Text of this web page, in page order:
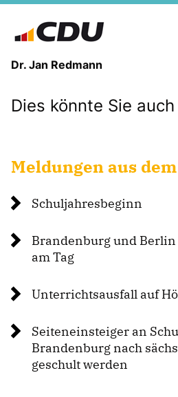
Dr. Jan Redmann
MEINE
MEINE
Dies könnte Sie
Meldungen aus
Schuljahresbeginn
Brandenburg und
am Tag
Unterrichtsausfall auf
Seiteneinsteiger an
Brandenburg nach
geschult werden